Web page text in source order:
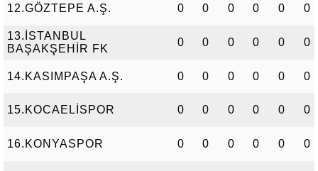
12.GÖZTEPE A.Ş. 0 0 0 0 0 0
13.İSTANBUL
BAŞAKŞEHİR FK
0 0 0 0 0 0
14.KASIMPAŞA A.Ş. 0 0 0 0 0 0
15.KOCAELİSPOR 0 0 0 0 0 0
16.KONYASPOR 0 0 0 0 0 0